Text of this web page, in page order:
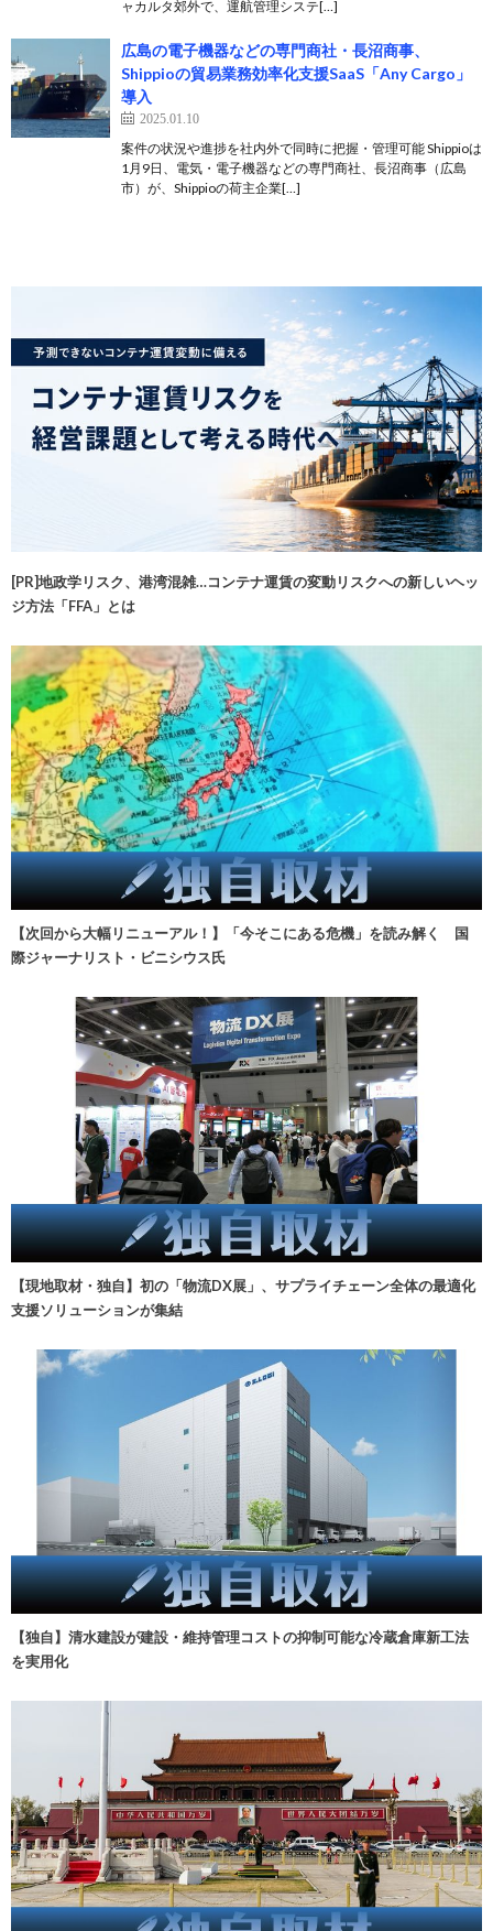
ャカルタ郊外で、運航管理システ[…]
広島の電子機器などの専門商社・長沼商事、
Shippioの貿易業務効率化支援SaaS「Any Cargo」
導入
2025.01.10
案件の状況や進捗を社内外で同時に把握・管理可能 Shippioは
1月9日、電気・電子機器などの専門商社、長沼商事（広島
市）が、Shippioの荷主企業[…]
[PR]地政学リスク、港湾混雑…コンテナ運賃の変動リスクへの新しいヘッ
ジ方法「FFA」とは
【次回から大幅リニューアル！】「今そこにある危機」を読み解く 国
際ジャーナリスト・ビニシウス氏
【現地取材・独自】初の「物流DX展」、サプライチェーン全体の最適化
支援ソリューションが集結
【独自】清水建設が建設・維持管理コストの抑制可能な冷蔵倉庫新工法
を実用化